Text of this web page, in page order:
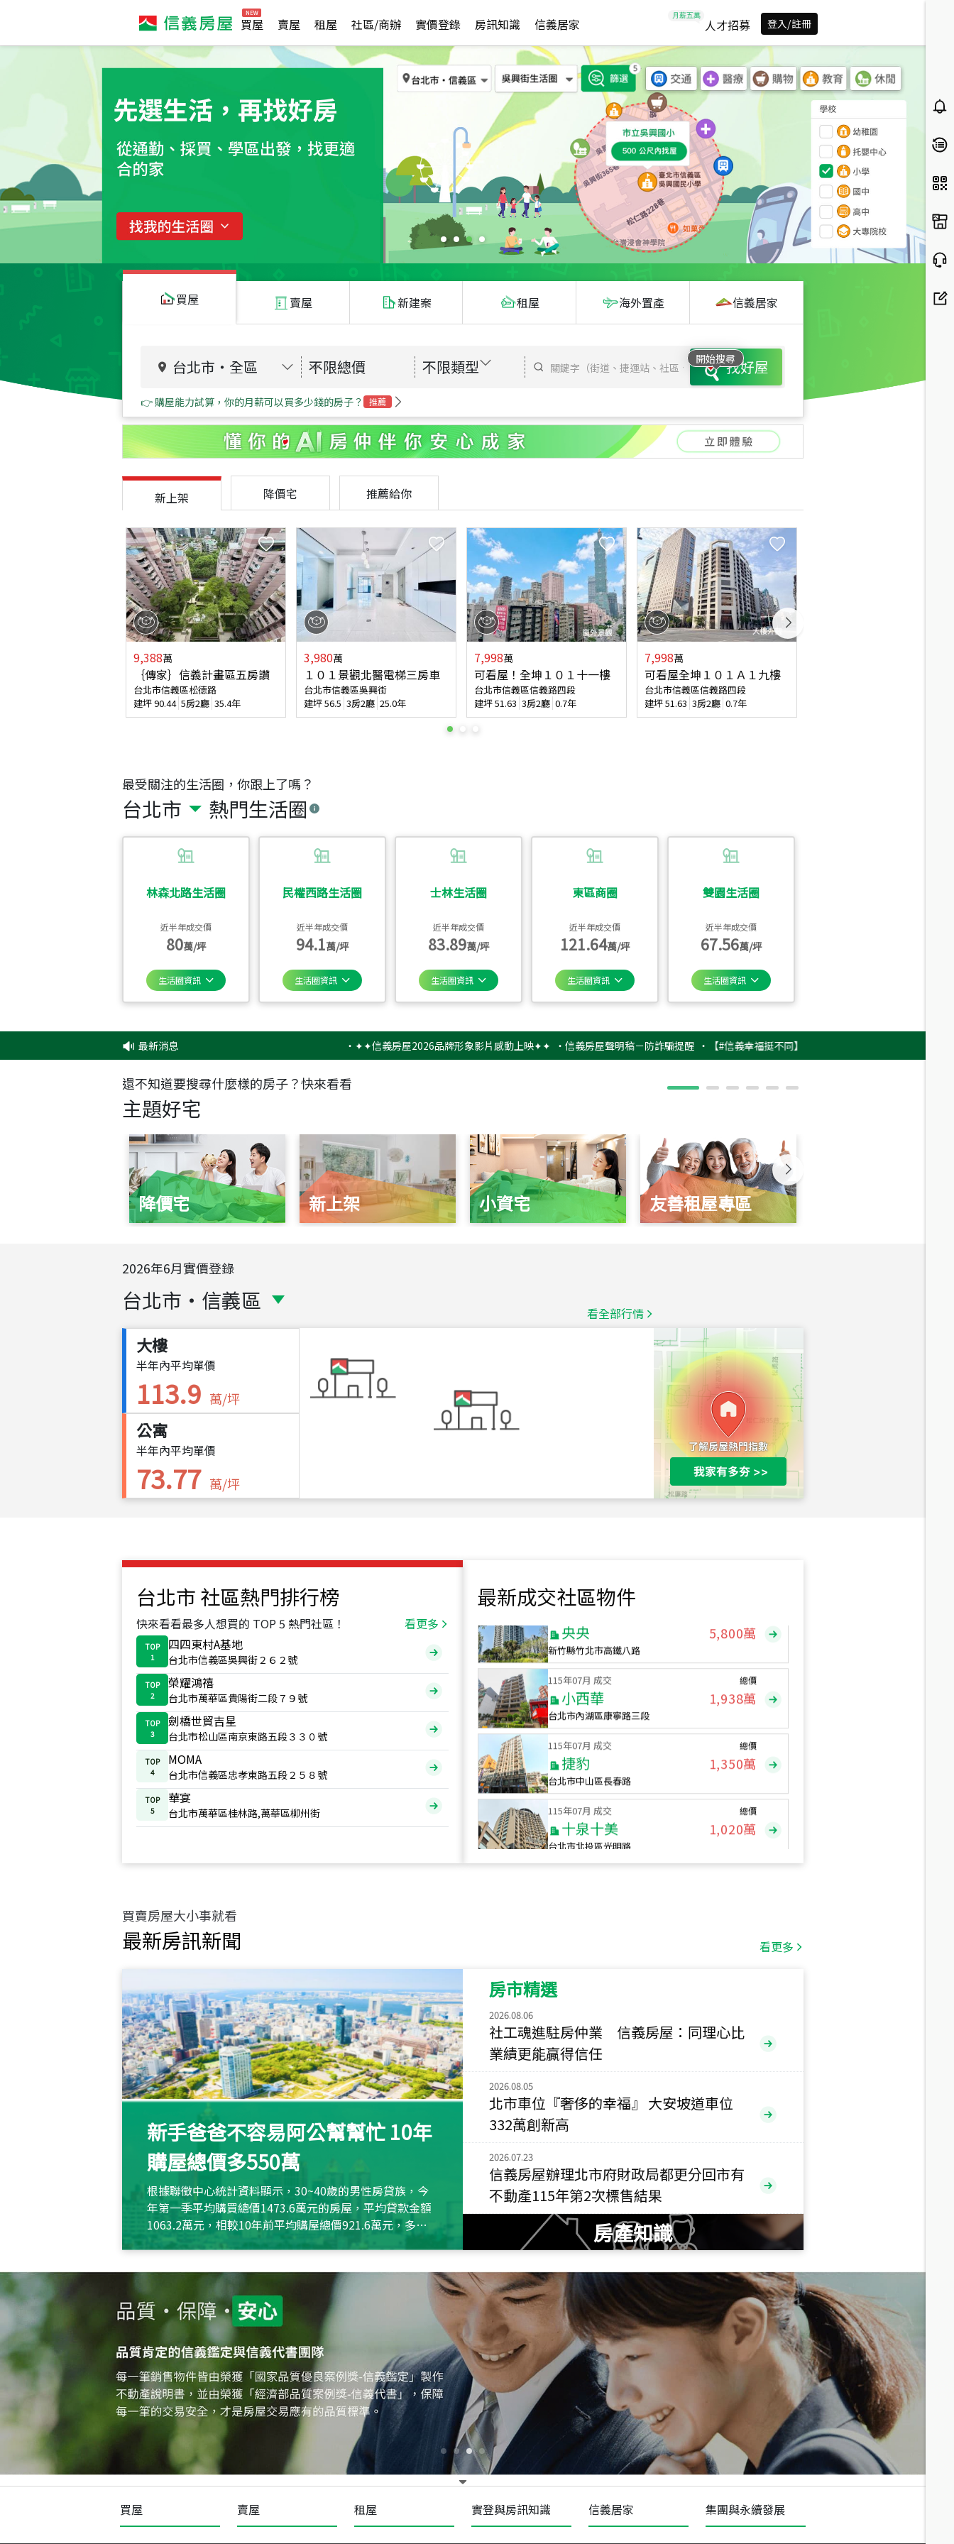
買屋 賣屋 租屋 社區/商辦 實價登錄 房訊知識 信義居家 人才招募 登入/註冊
買屋 賣屋 新建案 租屋 海外置產 信義居家
台北市 ・ 全區 不限總價 不限類型
開始搜尋
找好屋
👉 購屋能力試算，你的月薪可以買多少錢的房子？ 推薦
最受關注的生活圈，你跟上了嗎？
台北市 熱門生活圈
林森北路生活圈
近半年成交價
80萬/坪
生活圈資訊
民權西路生活圈
近半年成交價
94.1萬/坪
生活圈資訊
士林生活圈
近半年成交價
83.89萬/坪
生活圈資訊
東區商圈
近半年成交價
121.64萬/坪
生活圈資訊
雙園生活圈
近半年成交價
67.56萬/坪
生活圈資訊
新上架 降價宅 推薦給你
9,388萬
｛傳家｝信義計畫區五房讚
台北市信義區松德路
建坪90.44 5房2廳 35.4年
3,980萬
１０１景觀北醫電梯三房車
台北市信義區吳興街
建坪56.5 3房2廳 25.0年
7,998萬
可看屋！全坤１０１十一樓
台北市信義區信義路四段
建坪51.63 3房2廳 0.7年
7,998萬
可看屋全坤１０１Ａ１九樓
台北市信義區信義路四段
建坪51.63 3房2廳 0.7年
最新消息 ✦✦信義房屋2026品牌形象影片感動上映✦✦ ‧信義房屋聲明稿－防詐騙提醒 ‧【#信義幸福挺不同】用實力，讓升職免抽號碼牌！最新雇主品
還不知道要搜尋什麼樣的房子？快來看看
主題好宅
降價宅 新上架 小資宅 友善租屋專區
2026年6月實價登錄
台北市 ・ 信義區 看全部行情
大樓
半年內平均單價
113.9 萬/坪
公寓
半年內平均單價
73.77 萬/坪
台北市 社區熱門排行榜
快來看看最多人想買的 TOP 5 熱門社區！ 看更多
TOP
1
四四東村A基地
台北市信義區吳興街２６２號
TOP
2
榮耀鴻禧
台北市萬華區貴陽街二段７９號
TOP
3
劍橋世貿吉星
台北市松山區南京東路五段３３０號
TOP
4
MOMA
台北市信義區忠孝東路五段２５８號
TOP
5
華宴
台北市萬華區桂林路,萬華區柳州街
最新成交社區物件
台北市中山區長春路
1,020萬
總價
490萬
新竹市新竹市慈祥路
總價
1,808萬
115年07月 成交
新竹縣竹北市高鐵八路
115年07月 成交
小西華
台北市內湖區康寧路三段
總價
1,938萬
115年07月 成交
捷豹
台北市中山區長春路
總價
1,350萬
115年07月 成交
十泉十美
台北市北投區光明路
總價
1,020萬
115
新北市永和區環河西路二段
115年07月 成交
央央 5,800萬
115年
小西華 1,938萬
115 07 月 成交
捷豹
台北市中山區長春路
總價
115年07月 成交
十泉十美
台北市北投區光明路
總價
1,020萬
年 07 月 成交
四維天廈
新竹市新竹市四維路
總價
490萬
115 月 成交
菁英典藏
新竹市新竹市慈祥路
1,808
買賣房屋大小事就看
最新房訊新聞 看更多
新手爸爸不容易阿公幫幫忙 10年
購屋總價多550萬
根據聯徵中心統計資料顯示，30~40歲的男性房貸族，今
年第一季平均購買總價1473.6萬元的房屋，平均貸款金額
1063.2萬元，相較10年前平均購屋總價921.6萬元，多出
約550萬元，且貸款金額也多
房市精選
2026.08.06
社工魂進駐房仲業 信義房屋：同理心比
業績更能贏得信任
2026.08.05
北市車位『奢侈的幸福』 大安坡道車位
332萬創新高
2026.07.23
信義房屋辦理北市府財政局都更分回市有
不動產115年第2次標售結果
房產知識
買屋 賣屋 租屋 實登與房訊知識 信義居家 集團與永續發展